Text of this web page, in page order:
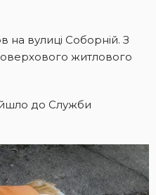
на вулиці Соборній. З
житлового
до Служби